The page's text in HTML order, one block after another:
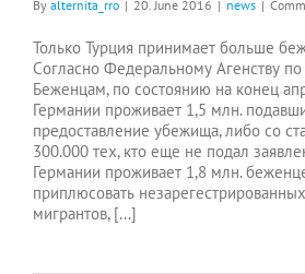
By alternita_rro | 20. June 2016 | news |
Только Турция принимает больше
Cогласно Федеральному Агенству
Беженцам, по состоянию на конец
Германии проживает 1,5 млн.
предоставление убежища, либо со
300.000 тех, кто еще не подал
Германии проживает 1,8 млн.
приплюсовать
мигрантов, [...]